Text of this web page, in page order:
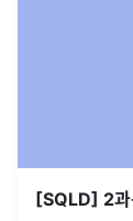
[SQLD] 2과